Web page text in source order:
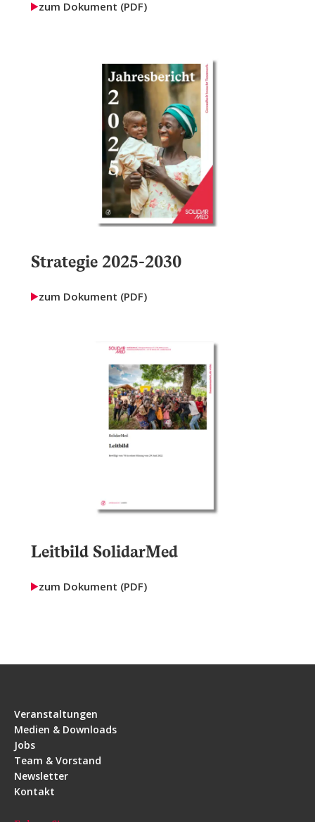
zum Dokument (PDF)
Strategie 2025-2030
zum Dokument (PDF)
Leitbild SolidarMed
zum Dokument (PDF)
Veranstaltungen
Medien & Downloads
Jobs
Team & Vorstand
Newsletter
Kontakt